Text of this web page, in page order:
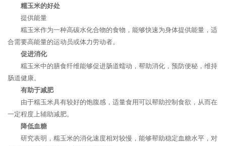
糯玉米的好处
提供能量
糯玉米作为一种高碳水化合物的食物，能够快速为身体提供能量，适
合需要高能量的运动员或体力劳动者。
促进消化
糯玉米中的膳食纤维能够促进肠道蠕动，帮助消化，预防便秘，维持
肠道健康。
有助于减肥
由于糯玉米具有较好的饱腹感，适量食用可以帮助控制食欲，从而在
一定程度上辅助减肥。
降低血糖
研究表明，糯玉米的消化速度相对较慢，能够帮助稳定血糖水平，对